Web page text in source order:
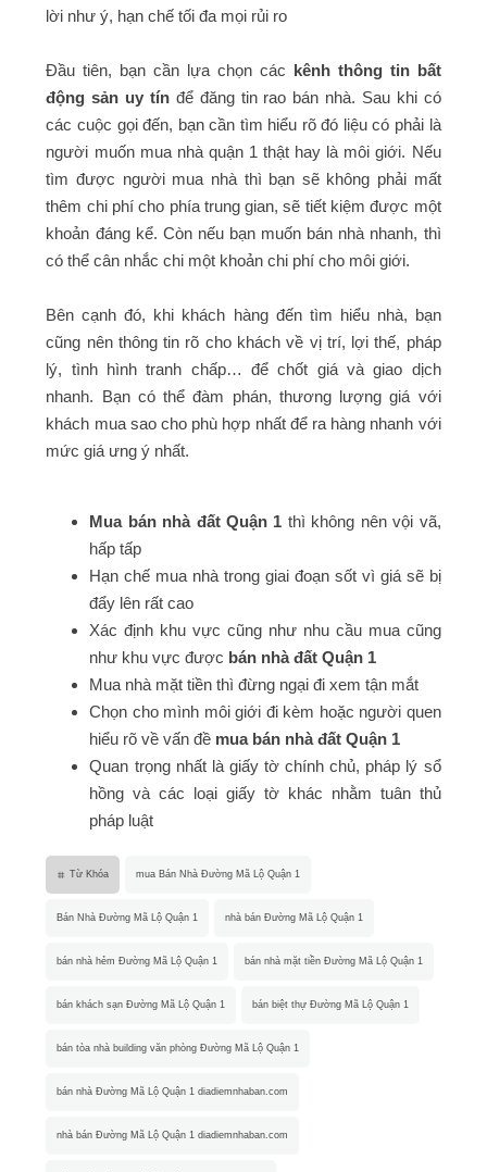
lời như ý, hạn chế tối đa mọi rủi ro
Đầu tiên, bạn cần lựa chọn các
kênh thông tin bất
động sản uy tínđể đăng tin rao bán nhà. Sau khi có
các cuộc gọi đến, bạn cần tìm hiểu rõ đó liệu có phải là
người muốn mua nhà quận 1 thật hay là môi giới. Nếu
tìm được người mua nhà thì bạn sẽ không phải mất
thêm chi phí cho phía trung gian, sẽ tiết kiệm được một
khoản đáng kể. Còn nếu bạn muốn bán nhà nhanh, thì
có thể cân nhắc chi một khoản chi phí cho môi giới.
Bên cạnh đó, khi khách hàng đến tìm hiểu nhà, bạn
cũng nên thông tin rõ cho khách về vị trí, lợi thế, pháp
lý, tình hình tranh chấp… để chốt giá và giao dịch
nhanh. Bạn có thể đàm phán, thương lượng giá với
khách mua sao cho phù hợp nhất để ra hàng nhanh với
mức giá ưng ý nhất.
Mua bán nhà đất Quận 1 thì không nên vội vã,
hấp tấp
Hạn chế mua nhà trong giai đoạn sốt vì giá sẽ bị
đẩy lên rất cao
Xác định khu vực cũng như nhu cầu mua cũng
như khu vực được bán nhà đất Quận 1
Mua nhà mặt tiền thì đừng ngại đi xem tận mắt
Chọn cho mình môi giới đi kèm hoặc người quen
hiểu rõ về vấn đề mua bán nhà đất Quận 1
Quan trọng nhất là giấy tờ chính chủ, pháp lý sổ
hồng và các loại giấy tờ khác nhằm tuân thủ
pháp luật
Từ Khóa mua Bán Nhà Đường Mã Lộ Quận 1
Bán Nhà Đường Mã Lộ Quận 1 nhà bán Đường Mã Lộ Quận 1
bán nhà hẻm Đường Mã Lộ Quận 1 bán nhà mặt tiền Đường Mã Lộ Quận 1
bán khách sạn Đường Mã Lộ Quận 1 bán biệt thự Đường Mã Lộ Quận 1
bán tòa nhà building văn phòng Đường Mã Lộ Quận 1
bán nhà Đường Mã Lộ Quận 1 diadiemnhaban.com
nhà bán Đường Mã Lộ Quận 1 diadiemnhaban.com